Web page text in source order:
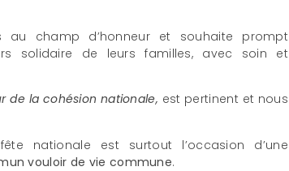
au champ d’honneur et souhaite prompt
solidaire de leurs familles, avec soin et
de la cohésion nationale, est pertinent et nous
nationale est surtout l’occasion d’une
vouloir de vie commune.